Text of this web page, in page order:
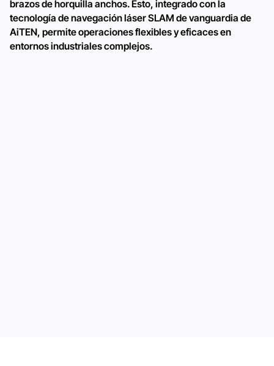
brazos de horquilla anchos. Esto, integrado con la
tecnología de navegación láser SLAM de vanguardia de
AiTEN, permite operaciones flexibles y eficaces en
entornos industriales complejos.